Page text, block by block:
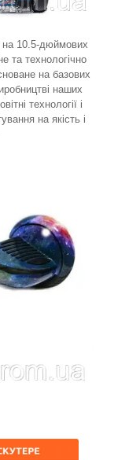
на 10.5-дюймових
та технологічно
на базових
наших
технології і
на якість і